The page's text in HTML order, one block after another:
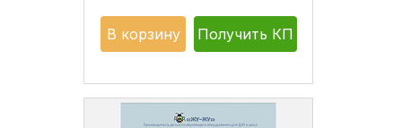
В корзину Получить КП